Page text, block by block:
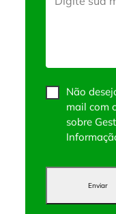
Não
mail com
sobre
Enviar